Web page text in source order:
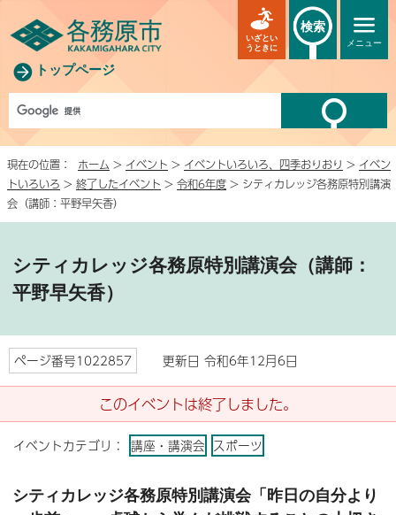
トップページ
メニュー
いざとい
うときに
検索
現在の位置： ホーム > イベント > イベントいろいろ、四季おりおり > イベン
トいろいろ > 終了したイベント > 令和6年度 > シティカレッジ各務原特別講演
会（講師：平野早矢香）
シティカレッジ各務原特別講演会（講師：
平野早矢香）
ページ番号1022857 更新日 令和6年12月6日
このイベントは終了しました。
イベントカテゴリ： 講座・講演会 スポーツ
シティカレッジ各務原特別講演会「昨日の自分より